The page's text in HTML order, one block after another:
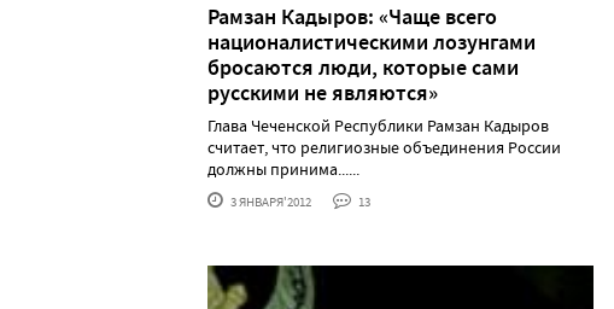
Рамзан Кадыров: «Чаще всего
националистическими лозунгами
бросаются люди, которые сами
русскими не являются»
Глава Чеченской Республики Рамзан Кадыров
считает, что религиозные объединения России
должны принима......
3 ЯНВАРЯ'2012 13